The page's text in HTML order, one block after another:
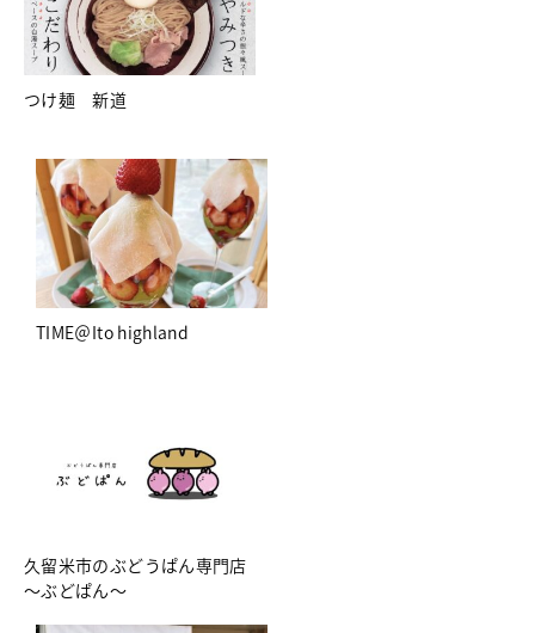
つけ麺 新道
TIME＠Ito highland
久留米市のぶどうぱん専門店
～ぶどぱん～